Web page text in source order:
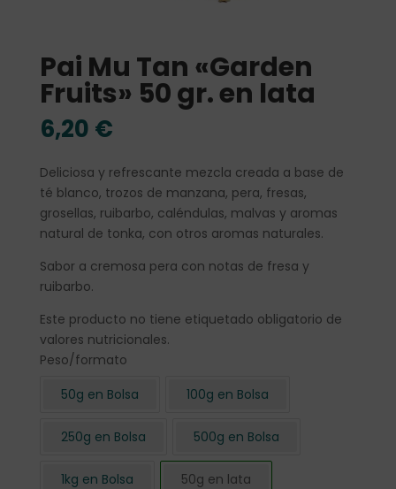
Pai Mu Tan «Garden
Fruits» 50 gr. en lata
6,20 €
Deliciosa y refrescante mezcla creada a base de
té blanco, trozos de manzana, pera, fresas,
grosellas, ruibarbo, caléndulas, malvas y aromas
natural de tonka, con otros aromas naturales.
Sabor a cremosa pera con notas de fresa y
ruibarbo.
Este producto no tiene etiquetado obligatorio de
valores nutricionales.
Peso/formato
50g en Bolsa
100g en Bolsa
250g en Bolsa 500g en Bolsa
1kg en Bolsa 50g en lata